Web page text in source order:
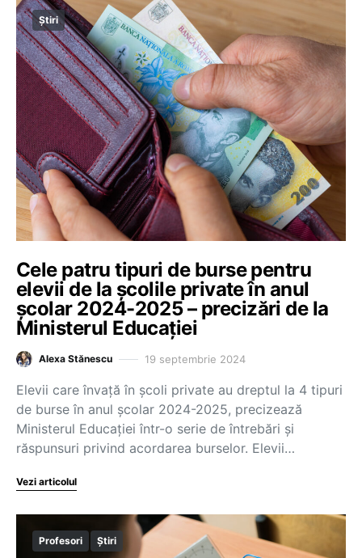
Știri
Cele patru tipuri de burse pentru
elevii de la școlile private în anul
școlar 2024-2025 – precizări de la
Ministerul Educației
Alexa Stănescu 19 septembrie 2024
Elevii care învață în școli private au dreptul la 4 tipuri
de burse în anul școlar 2024-2025, precizează
Ministerul Educației într-o serie de întrebări și
răspunsuri privind acordarea burselor. Elevii…
Vezi articolul
Profesori Știri